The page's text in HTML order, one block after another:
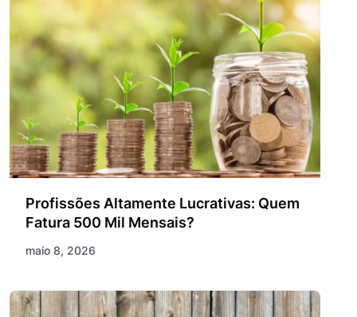
Profissões Altamente Lucrativas: Quem
Fatura 500 Mil Mensais?
maio 8, 2026